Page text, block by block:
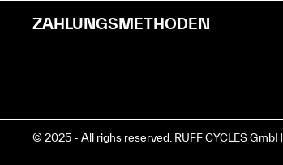
ZAHLUNGSMETHODEN
© 2025 - All righs reserved. RUFF CYCLES GmbH